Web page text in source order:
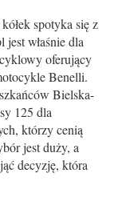
spotyka się z
właśnie dla
oferujący
Benelli.
Bielska-
125 dla
którzy cenią
jest duży, a
decyzję, która